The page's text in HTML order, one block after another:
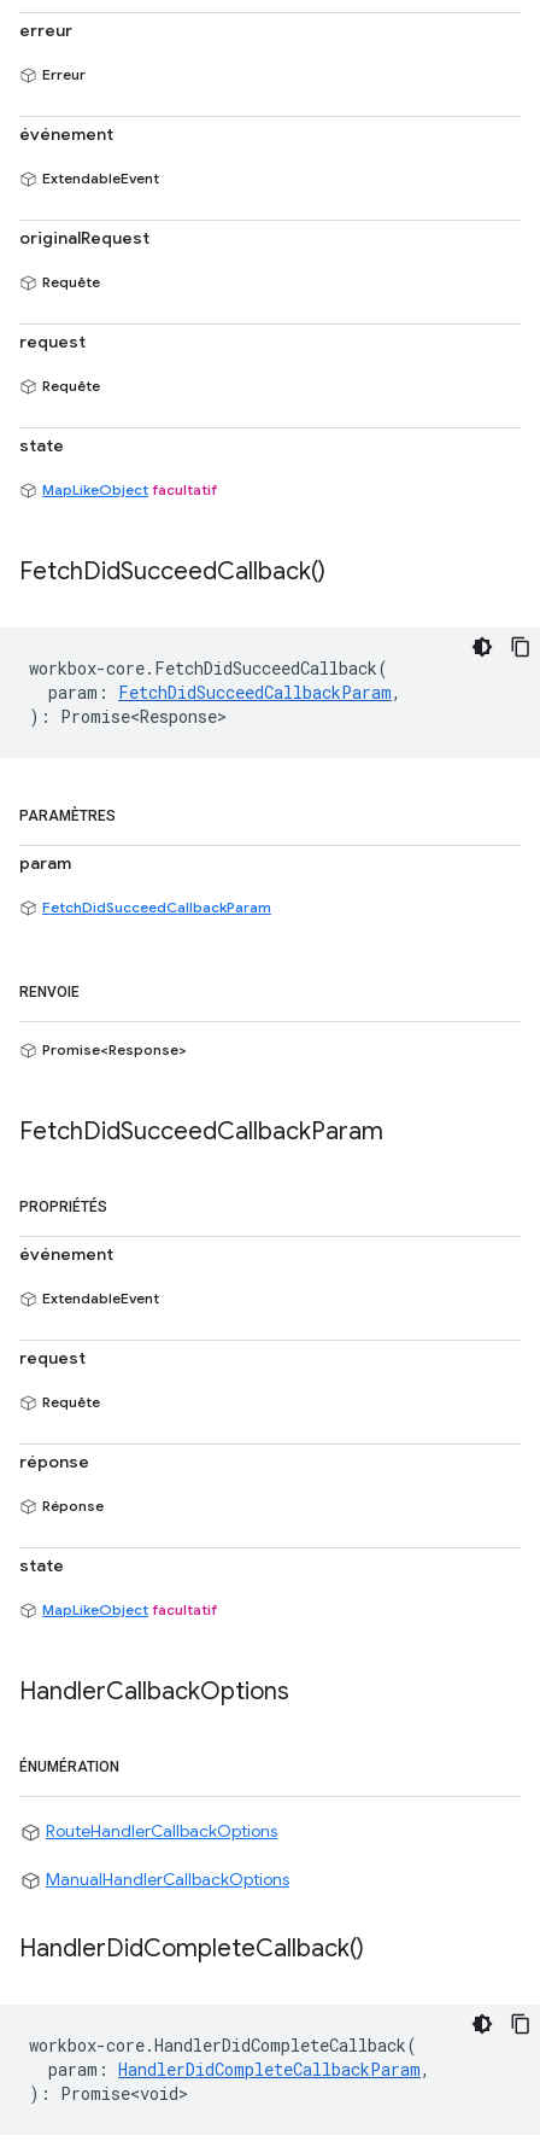
erreur
Erreur
événement
ExtendableEvent
originalRequest
Requête
request
Requête
state
MapLikeObject facultatif
FetchDidSucceedCallback()
workbox-core. FetchDidSucceedCallback(
param : FetchDidSucceedCallbackParam,
) : Promise<Response>
PARAMÈTRES
param
FetchDidSucceedCallbackParam
RENVOIE
Promise<Response>
FetchDidSucceedCallbackParam
PROPRIÉTÉS
événement
ExtendableEvent
request
Requête
réponse
Réponse
state
MapLikeObject facultatif
HandlerCallbackOptions
ÉNUMÉRATION
RouteHandlerCallbackOptions
ManualHandlerCallbackOptions
HandlerDidCompleteCallback()
workbox-core.HandlerDidCompleteCallback(
param : HandlerDidCompleteCallbackParam,
) : Promise<void>